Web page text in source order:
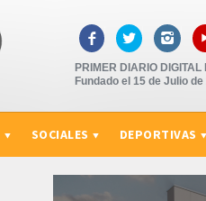
  
PRIMER DIARIO
Fundado el 15 de Julio de
SOCIALES DEPORTIVAS